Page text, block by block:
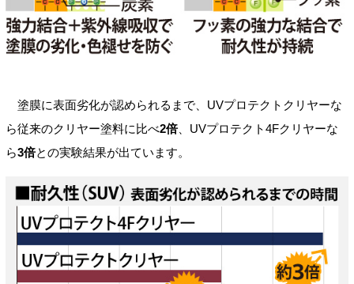
塗膜に表面劣化が認められるまで、UVプロテクトクリヤーな
ら従来のクリヤー塗料に比べ2倍、UVプロテクト4Fクリヤーな
ら3倍との実験結果が出ています。